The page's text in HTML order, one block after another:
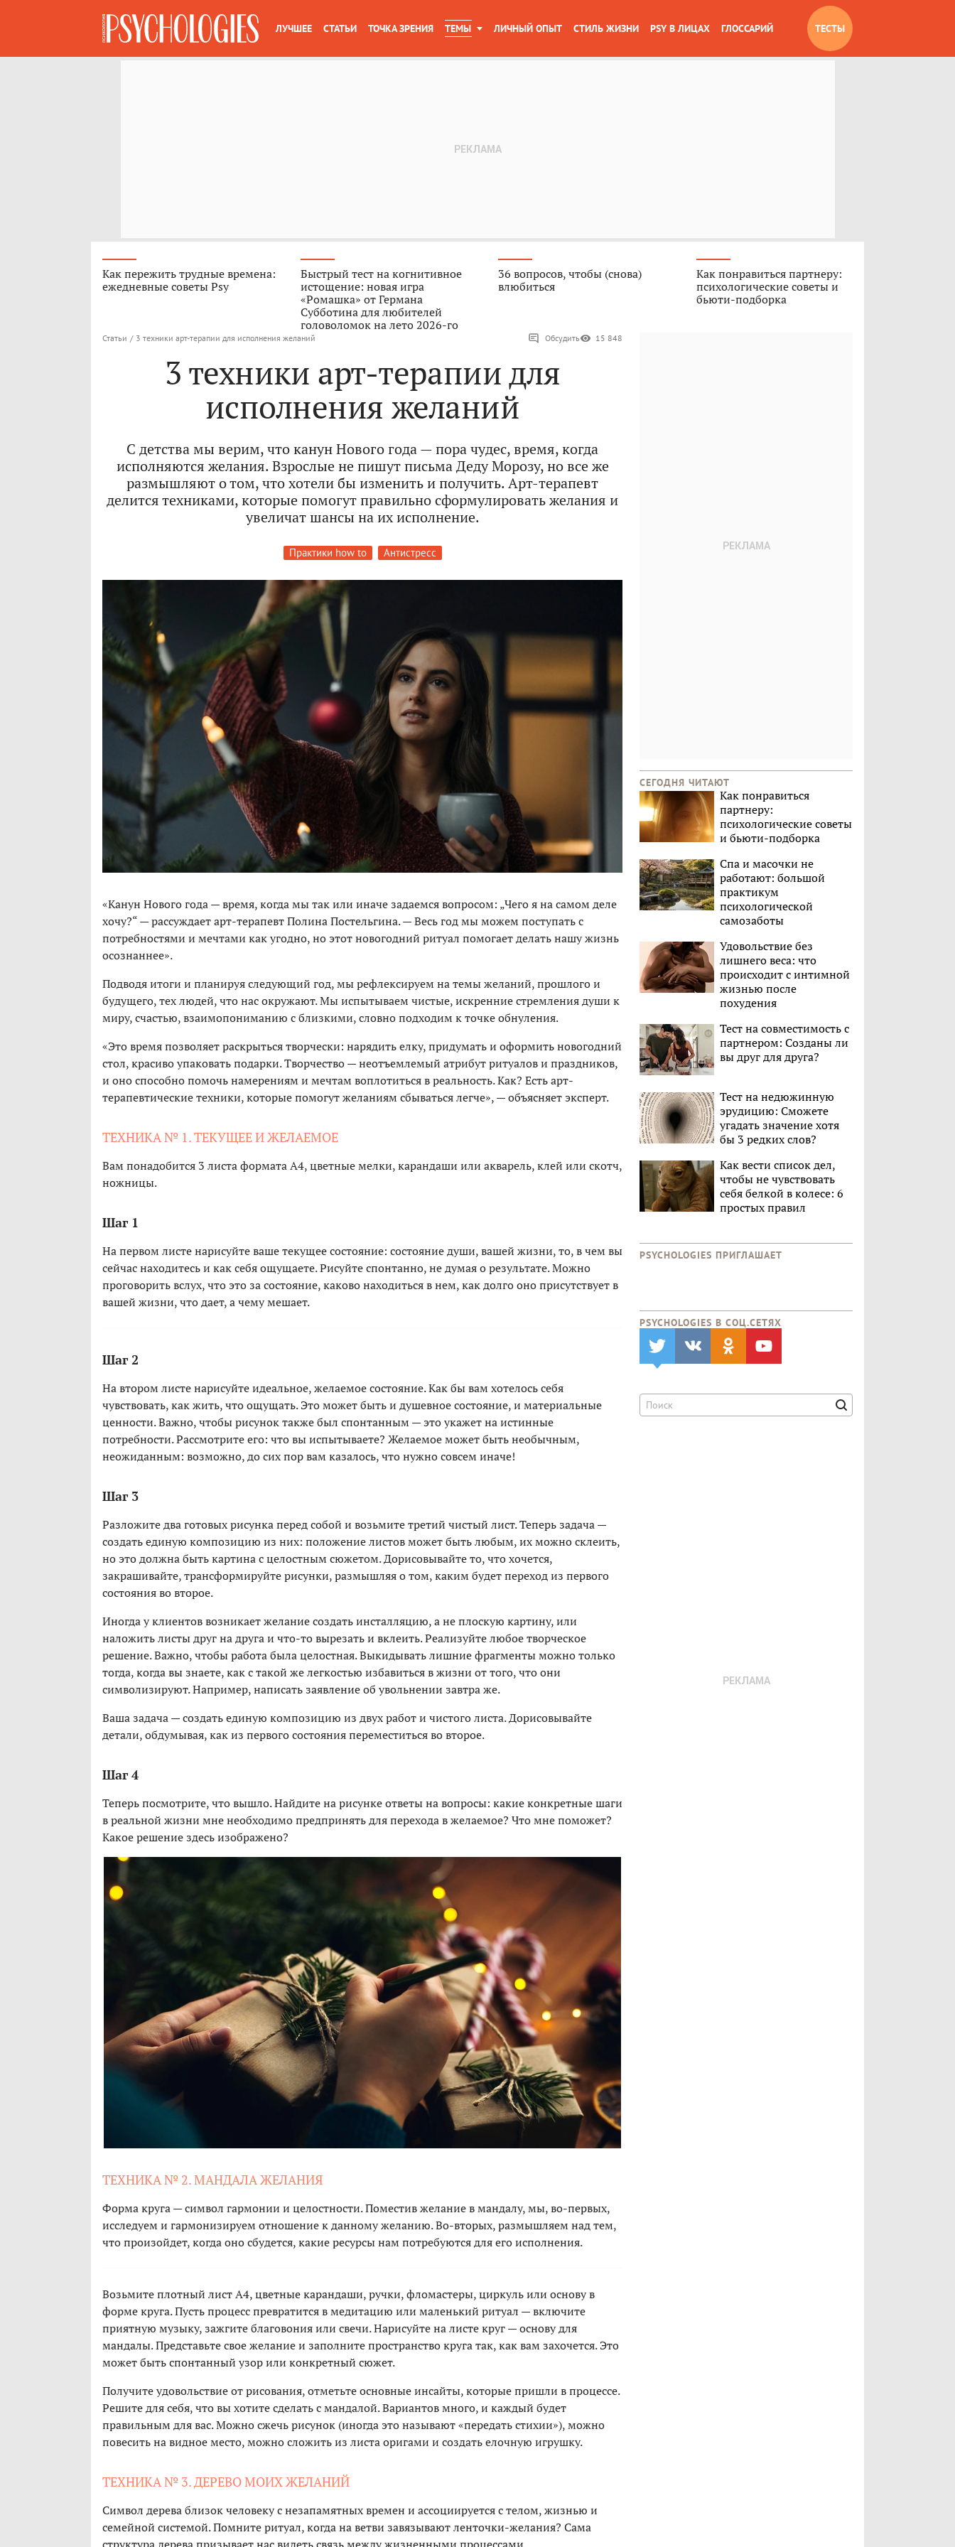
ЛУЧШЕЕ СТАТЬИ ТОЧКА ЗРЕНИЯ ТЕМЫ ЛИЧНЫЙ ОПЫТ СТИЛЬ ЖИЗНИ PSY В ЛИЦАХ ГЛОССАРИЙ ТЕСТЫ
Как пережить трудные времена:
ежедневные советы Psy
Быстрый тест на когнитивное
истощение: новая игра
«Ромашка» от Германа
Субботина для любителей
головоломок на лето 2026-го
36 вопросов, чтобы (снова)
влюбиться
Как понравиться партнеру:
психологические советы и
бьюти-подборка
Статьи / 3 техники арт-терапии для исполнения желаний Обсудить 15 848
3 техники арт-терапии для
исполнения желаний
С детства мы верим, что канун Нового года — пора чудес, время, когда
исполняются желания. Взрослые не пишут письма Деду Морозу, но все же
размышляют о том, что хотели бы изменить и получить. Арт-терапевт
делится техниками, которые помогут правильно сформулировать желания и
увеличат шансы на их исполнение.
Практики how to Антистресс
«Канун Нового года — время, когда мы так или иначе задаемся вопросом: „Чего я на самом деле
хочу?“ — рассуждает арт-терапевт Полина Постельгина. — Весь год мы можем поступать с
потребностями и мечтами как угодно, но этот новогодний ритуал помогает делать нашу жизнь
осознаннее».
Подводя итоги и планируя следующий год, мы рефлексируем на темы желаний, прошлого и
будущего, тех людей, что нас окружают. Мы испытываем чистые, искренние стремления души к
миру, счастью, взаимопониманию с близкими, словно подходим к точке обнуления.
«Это время позволяет раскрыться творчески: нарядить елку, придумать и оформить новогодний
стол, красиво упаковать подарки. Творчество — неотъемлемый атрибут ритуалов и праздников,
и оно способно помочь намерениям и мечтам воплотиться в реальность. Как? Есть арт-
терапевтические техники, которые помогут желаниям сбываться легче», — объясняет эксперт.
ТЕХНИКА № 1. ТЕКУЩЕЕ И ЖЕЛАЕМОЕ
Вам понадобится 3 листа формата А4, цветные мелки, карандаши или акварель, клей или скотч,
ножницы.
Шаг 1
На первом листе нарисуйте ваше текущее состояние: состояние души, вашей жизни, то, в чем вы
сейчас находитесь и как себя ощущаете. Рисуйте спонтанно, не думая о результате. Можно
проговорить вслух, что это за состояние, каково находиться в нем, как долго оно присутствует в
вашей жизни, что дает, а чему мешает.
Шаг 2
На втором листе нарисуйте идеальное, желаемое состояние. Как бы вам хотелось себя
чувствовать, как жить, что ощущать. Это может быть и душевное состояние, и материальные
ценности. Важно, чтобы рисунок также был спонтанным — это укажет на истинные
потребности. Рассмотрите его: что вы испытываете? Желаемое может быть необычным,
неожиданным: возможно, до сих пор вам казалось, что нужно совсем иначе!
Шаг 3
Разложите два готовых рисунка перед собой и возьмите третий чистый лист. Теперь задача —
создать единую композицию из них: положение листов может быть любым, их можно склеить,
но это должна быть картина с целостным сюжетом. Дорисовывайте то, что хочется,
закрашивайте, трансформируйте рисунки, размышляя о том, каким будет переход из первого
состояния во второе.
Иногда у клиентов возникает желание создать инсталляцию, а не плоскую картину, или
наложить листы друг на друга и что-то вырезать и вклеить. Реализуйте любое творческое
решение. Важно, чтобы работа была целостная. Выкидывать лишние фрагменты можно только
тогда, когда вы знаете, как с такой же легкостью избавиться в жизни от того, что они
символизируют. Например, написать заявление об увольнении завтра же.
Ваша задача — создать единую композицию из двух работ и чистого листа. Дорисовывайте
детали, обдумывая, как из первого состояния переместиться во второе.
Шаг 4
Теперь посмотрите, что вышло. Найдите на рисунке ответы на вопросы: какие конкретные шаги
в реальной жизни мне необходимо предпринять для перехода в желаемое? Что мне поможет?
Какое решение здесь изображено?
ТЕХНИКА № 2. МАНДАЛА ЖЕЛАНИЯ
Форма круга — символ гармонии и целостности. Поместив желание в мандалу, мы, во-первых,
исследуем и гармонизируем отношение к данному желанию. Во-вторых, размышляем над тем,
что произойдет, когда оно сбудется, какие ресурсы нам потребуются для его исполнения.
Возьмите плотный лист А4, цветные карандаши, ручки, фломастеры, циркуль или основу в
форме круга. Пусть процесс превратится в медитацию или маленький ритуал — включите
приятную музыку, зажгите благовония или свечи. Нарисуйте на листе круг — основу для
мандалы. Представьте свое желание и заполните пространство круга так, как вам захочется. Это
может быть спонтанный узор или конкретный сюжет.
Получите удовольствие от рисования, отметьте основные инсайты, которые пришли в процессе.
Решите для себя, что вы хотите сделать с мандалой. Вариантов много, и каждый будет
правильным для вас. Можно сжечь рисунок (иногда это называют «передать стихии»), можно
повесить на видное место, можно сложить из листа оригами и создать елочную игрушку.
ТЕХНИКА № 3. ДЕРЕВО МОИХ ЖЕЛАНИЙ
Символ дерева близок человеку с незапамятных времен и ассоциируется с телом, жизнью и
семейной системой. Помните ритуал, когда на ветви завязывают ленточки-желания? Сама
СЕГОДНЯ ЧИТАЮТ
Как понравиться
партнеру:
психологические советы
и бьюти-подборка
Спа и масочки не
работают: большой
практикум
психологической
самозаботы
Удовольствие без
лишнего веса: что
происходит с интимной
жизнью после
похудения
Тест на совместимость с
партнером: Созданы ли
вы друг для друга?
Тест на недюжинную
эрудицию: Сможете
угадать значение хотя
бы 3 редких слов?
Как вести список дел,
чтобы не чувствовать
себя белкой в колесе: 6
простых правил
PSYCHOLOGIES ПРИГЛАШАЕТ
PSYCHOLOGIES В CОЦ.СЕТЯХ